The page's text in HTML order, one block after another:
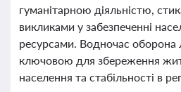
гуманітарною діяльністю,
викликами у забезпеченні
ресурсами. Водночас
ключовою для збереження
населення та стабільності в